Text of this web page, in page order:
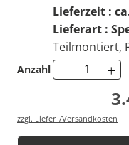
Lieferzeit :
Lieferart :
Teilmontiert,
Anzahl - +
zzgl. Liefer-/Versandkosten